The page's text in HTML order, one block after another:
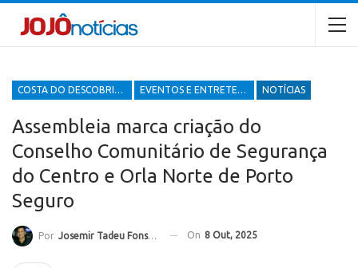
COSTA DO DESCOBRIMENTO EVENTOS E ENTRETENIMENTOS NOTÍCIAS
Assembleia marca criação do
Conselho Comunitário de Segurança
do Centro e Orla Norte de Porto
Seguro
Por Josemir Tadeu Fonseca On 8 Out, 2025